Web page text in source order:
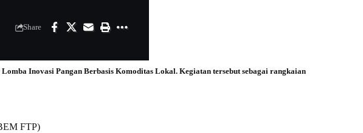
Share
Inovasi Pangan Berbasis Komoditas Lokal. Kegiatan tersebut sebagai rangkaian
FTP)